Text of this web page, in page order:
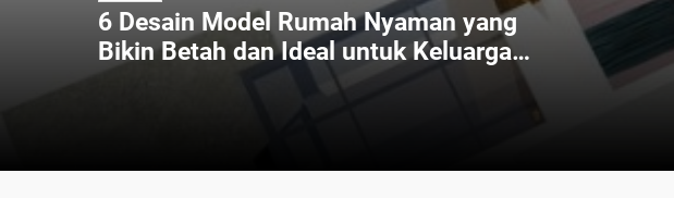
6 Desain Model Rumah Nyaman yang
Bikin Betah dan Ideal untuk Keluarga
Modern